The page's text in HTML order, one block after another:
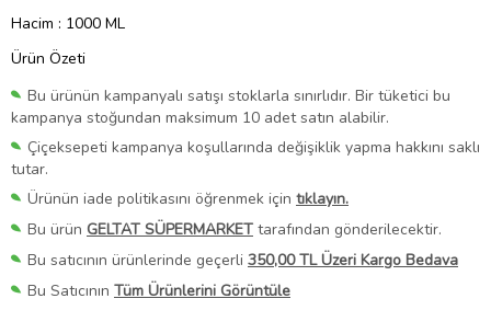
Hacim : 1000 ML
Ürün Özeti
Bu ürünün kampanyalı satışı stoklarla sınırlıdır. Bir tüketici bu
kampanya stoğundan maksimum 10 adet satın alabilir.
Çiçeksepeti kampanya koşullarında değişiklik yapma hakkını saklı
tutar.
Ürünün iade politikasını öğrenmek için tıklayın.
Bu ürün GELTAT SÜPERMARKET tarafından gönderilecektir.
Bu satıcının ürünlerinde geçerli 350,00 TL Üzeri Kargo Bedava
Bu Satıcının Tüm Ürünlerini Görüntüle